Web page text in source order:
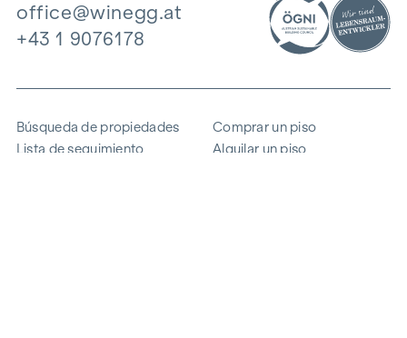
office@winegg.at
+43 1 9076178
Búsqueda de propiedades
Lista de seguimiento
Comprar un piso
Alquilar un piso